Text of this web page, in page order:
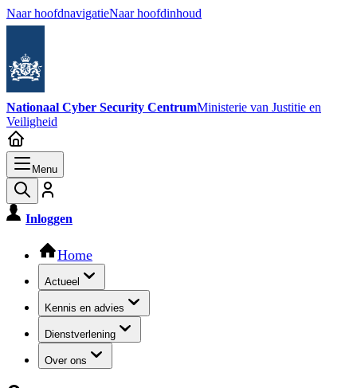
Naar hoofdnavigatieNaar hoofdinhoud
Nationaal Cyber Security CentrumMinisterie van Justitie en
Veiligheid
Menu
Inloggen
Hoofdnavigatie
Home
Actueel
Kennis en advies
Dienstverlening
Over ons